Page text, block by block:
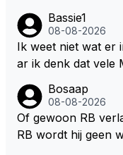
dat men vreest voor
rijden de teams
Bassie1
08-08-2026
Ik weet niet wat er
ar ik denk dat vele
zijn als Alonso
twings uur race
eze 2 coureurs
Bosaap
08-08-2026
Of gewoon RB
RB wordt hij geen